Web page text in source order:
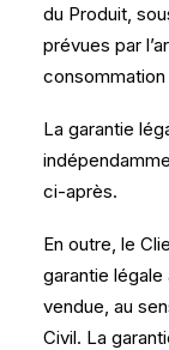
du Produit,
prévues par
consommation
La garantie
ci-après.
En outre, le
garantie
vendue, au
Civil. La